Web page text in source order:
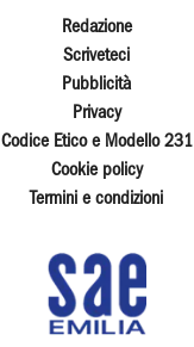
Redazione
Scriveteci
Pubblicità
Privacy
Codice Etico e Modello 231
Cookie policy
Termini e condizioni